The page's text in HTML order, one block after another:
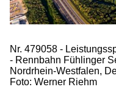
Nr. 479058 -
- Rennbahn Fühlinger
Nordrhein-Westfalen,
Foto: Werner Riehm